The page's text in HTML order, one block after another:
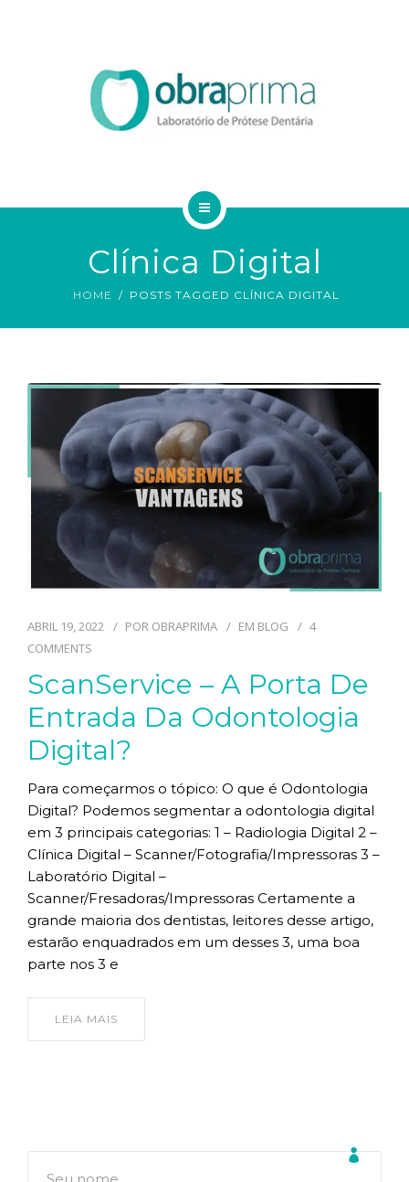
ORDEM DE SERVIÇO
QUEM SOMOS
ORDEM DE SERVIÇO
TECNOLOGIAS
CONTATO
BLOG
Clínica Digital
HOME POSTS TAGGED CLÍNICA DIGITAL
ABRIL 19, 2022 POR OBRAPRIMA EM BLOG
4
COMMENTS
ScanService – A Porta De
Entrada Da Odontologia
Digital?
Para começarmos o tópico: O que é Odontologia
Digital? Podemos segmentar a odontologia digital
em 3 principais categorias: 1 – Radiologia Digital 2 –
Clínica Digital – Scanner/Fotografia/Impressoras 3 –
Laboratório Digital –
Scanner/Fresadoras/Impressoras Certamente a
grande maioria dos dentistas, leitores desse artigo,
estarão enquadrados em um desses 3, uma boa
parte nos 3 e
LEIA MAIS